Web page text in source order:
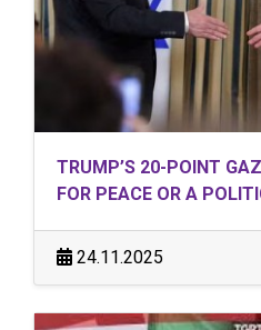
TRUMP’S 20-POINT
FOR PEACE OR A
24.11.2025